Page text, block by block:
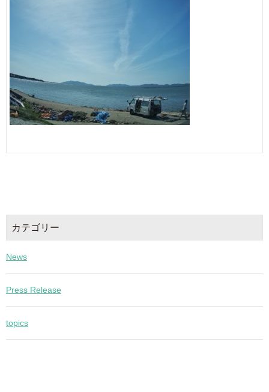
カテゴリー
News
Press Release
topics